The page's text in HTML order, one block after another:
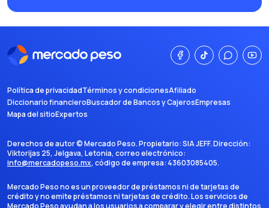
Política de privacidadTérminos y condicionesAfiliado
Diccionario financieroBuscador de Bancos y CajerosEmpresas
Mapa del sitioExpertos
Derechos de autor ©Mercado Peso. Propietario:SIA JEFF. Dirección:
Viktorijas 25, Jelgava, Letonia, correo electrónico:
info@mercadopeso.mx, código de empresa: 43603085405.
Mercado Peso no es un proveedor de préstamos ni de tarjetas de
crédito y no emite préstamos ni tarjetas de crédito. Los servicios de
Mercado Peso ayudan a los usuarios a comparar y elegir entre distintos